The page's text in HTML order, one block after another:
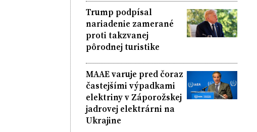
Trump podpísal
nariadenie zamerané
proti takzvanej
pôrodnej turistike
MAAE varuje pred čoraz
častejšími výpadkami
elektriny v Záporožskej
jadrovej elektrárni na
Ukrajine